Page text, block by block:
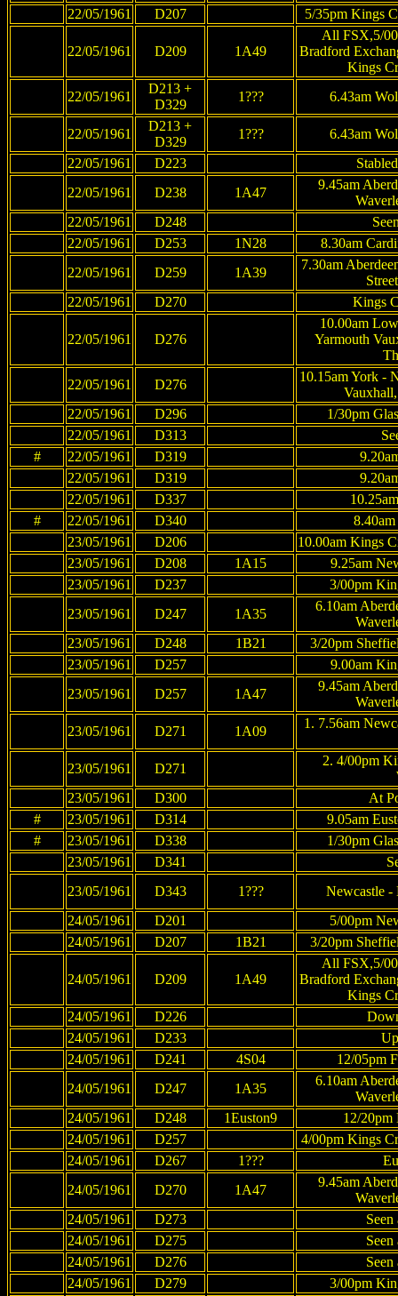
22/05/1961 D207 5/35pm Kings
22/05/1961 D209 1A49
All FSX,5/
Bradford
Kings
22/05/1961
D213 +
D329
1??? 6.43am
22/05/1961
D213 +
D329
1???
6.43am
22/05/1961
D223
22/05/1961
D238 1A47
9.45am
22/05/1961
D248
22/05/1961
D253 1N28
8.30am
22/05/1961
D259 1A39
7.30am
22/05/1961
D270 Kings
22/05/1961 D276
10.00am
Yarmouth
22/05/1961
D276
10.15am York -
22/05/1961
D296
1/30pm
22/05/1961
D313
#
22/05/1961 D319
22/05/1961
D319
22/05/1961
D337
#
22/05/1961 D340
23/05/1961
D206
10.00am Kings
23/05/1961
D208 1A15
9.25am
23/05/1961
D237
3/00pm
23/05/1961
D247 1A35
6.10am
23/05/1961
D248 1B21
3/20pm
23/05/1961
D257
9.00am
23/05/1961
D257 1A47
9.45am
23/05/1961
D271 1A09
1. 7.56am
23/05/1961 D271
2. 4/00pm
23/05/1961
D300
At
#
23/05/1961 D314
9.05am
#
23/05/1961 D338
1/30pm
23/05/1961
D341
23/05/1961
D343 1???
Newcastle -
24/05/1961
D201
5/00pm
24/05/1961
D207 1B21 3/20pm
24/05/1961 D209 1A49
All FSX,5/
Bradford
Kings
24/05/1961
D226
24/05/1961
D233
24/05/1961
D241 4S04
12/05pm
24/05/1961
D247 1A35
6.10am
24/05/1961
D248 1Euston9
12/20pm
24/05/1961
D257
4/00pm Kings
24/05/1961
D267 1???
24/05/1961
D270 1A47
9.45am
24/05/1961
D273
24/05/1961
D275
24/05/1961
D276
24/05/1961
D279
3/00pm